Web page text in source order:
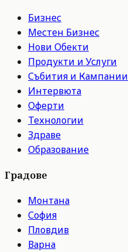
Бизнес
Местен Бизнес
Нови Обекти
Продукти и Услуги
Събития и Кампании
Интервюта
Оферти
Технологии
Здраве
Образование
Градове
Монтана
София
Пловдив
Варна